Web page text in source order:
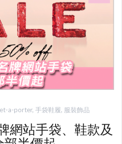
a-porter, 手袋鞋履, 服裝飾品
網站手袋、鞋款及